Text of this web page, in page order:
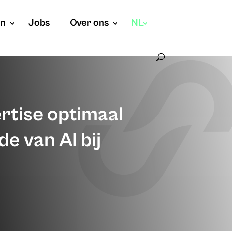
Jobs Over ons NL
optimaal
van AI bij